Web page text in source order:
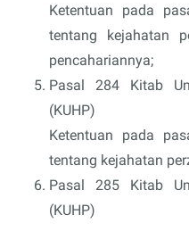
Ketentuan pada
tentang kejahatan
pencahariannya;
Pasal 284 Kitab
(KUHP)
Ketentuan pada
tentang kejahatan
Pasal 285 Kitab
(KUHP)